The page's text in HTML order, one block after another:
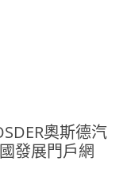
奧斯德汽
發展門戶網